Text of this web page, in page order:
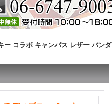
ー コラボ キャンパス レザー バンダ